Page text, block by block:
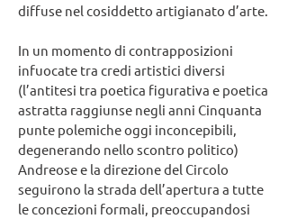
diffuse nel cosiddetto artigianato d’arte.
In un momento di contrapposizioni
infuocate tra credi artistici diversi
(l’antitesi tra poetica figurativa e poetica
astratta raggiunse negli anni Cinquanta
punte polemiche oggi inconcepibili,
degenerando nello scontro politico)
Andreose e la direzione del Circolo
seguirono la strada dell’apertura a tutte
le concezioni formali, preoccupandosi